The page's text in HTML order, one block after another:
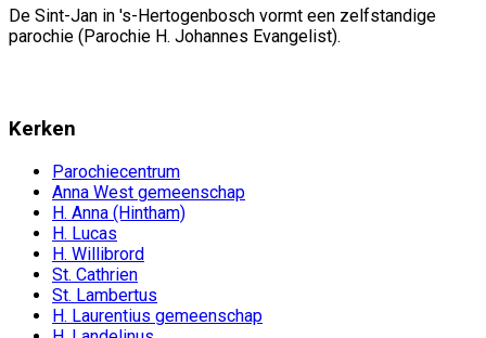
De Sint-Jan in 's-Hertogenbosch vormt een zelfstandige
parochie (Parochie H. Johannes Evangelist).
Kerken
Parochiecentrum
Anna West gemeenschap
H. Anna (Hintham)
H. Lucas
H. Willibrord
St. Cathrien
St. Lambertus
H. Laurentius gemeenschap